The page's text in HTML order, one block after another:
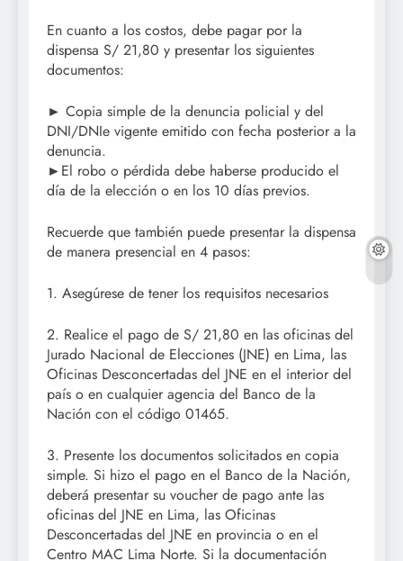
En cuanto a los costos, debe pagar por la
dispensa S/ 21,80 y presentar los siguientes
documentos:
► Copia simple de la denuncia policial y del
DNI/DNIe vigente emitido con fecha posterior a la
denuncia.
►El robo o pérdida debe haberse producido el
día de la elección o en los 10 días previos.
Recuerde que también puede presentar la dispensa
de manera presencial en 4 pasos:
1. Asegúrese de tener los requisitos necesarios
2. Realice el pago de S/ 21,80 en las oficinas del
Jurado Nacional de Elecciones (JNE) en Lima, las
Oficinas Desconcertadas del JNE en el interior del
país o en cualquier agencia del Banco de la
Nación con el código 01465.
3. Presente los documentos solicitados en copia
simple. Si hizo el pago en el Banco de la Nación,
deberá presentar su voucher de pago ante las
oficinas del JNE en Lima, las Oficinas
Desconcertadas del JNE en provincia o en el
Centro MAC Lima Norte. Si la documentación